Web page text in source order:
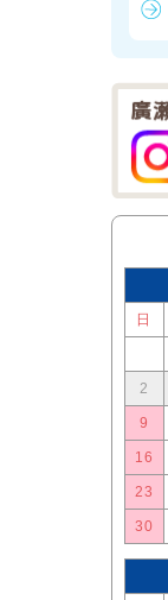
日
2
9
16
23
30